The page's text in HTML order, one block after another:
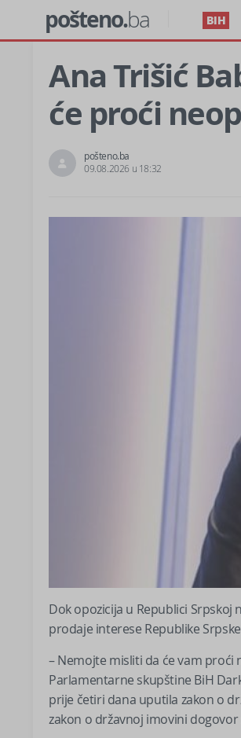
pošteno.ba BIH
Ana Trišić
će proći
pošteno.ba
09.08.2026 u 18:32
Dok opozicija u Republici Srpskoj
prodaje interese Republike
– Nemojte misliti da će vam proći
Parlamentarne skupštine BiH
prije četiri dana uputila zakon o
zakon o državnoj imovini